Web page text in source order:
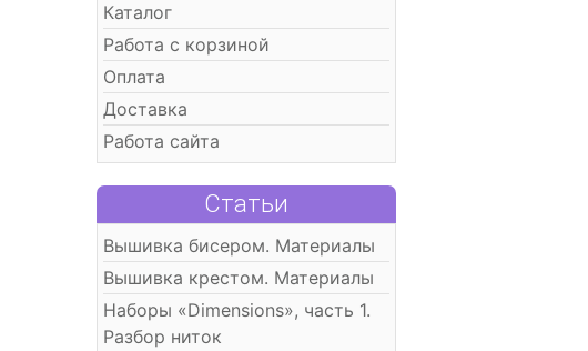
Каталог
Работа с корзиной
Оплата
Доставка
Работа сайта
Статьи
Вышивка бисером. Материалы
Вышивка крестом. Материалы
Наборы «Dimensions», часть 1.
Разбор ниток